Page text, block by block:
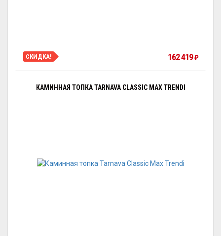
СКИДКА! 162 419₽
КАМИННАЯ ТОПКА TARNAVA CLASSIC MAX TRENDI